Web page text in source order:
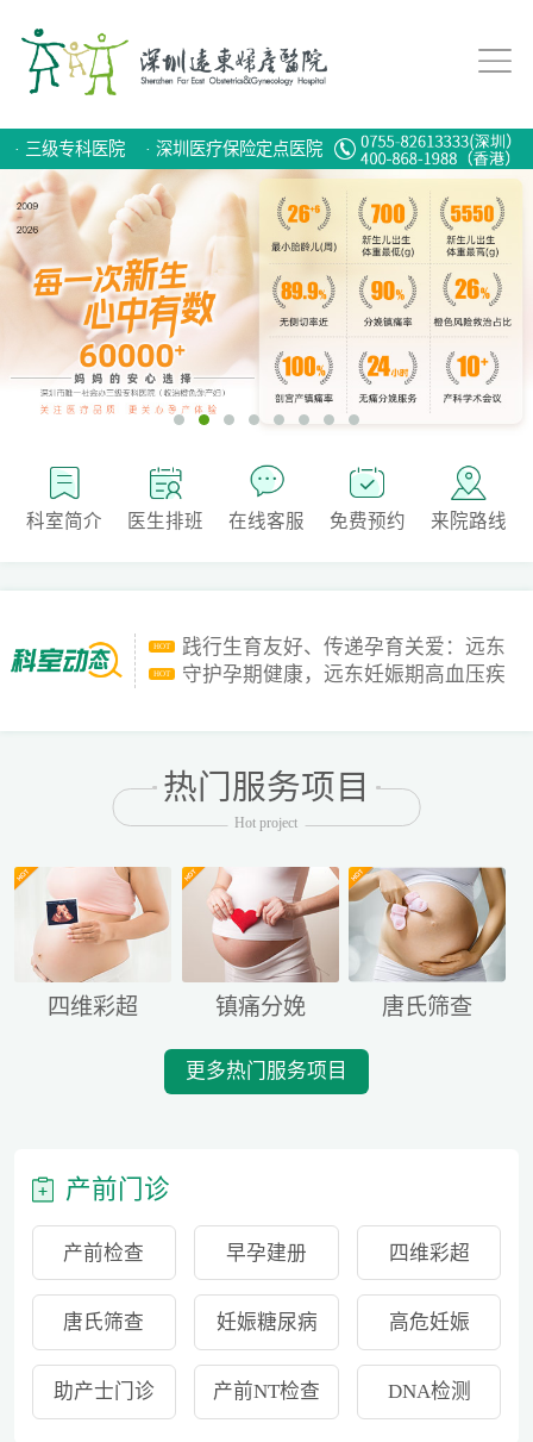
· 三级专科医院 · 深圳医疗保险定点医院
科室简介 医生排班 在线客服 免费预约 来院路线
HOT
践行生育友好、传递孕育关爱：远东
暖心助力“孕产育奇妙嘉年华”
HOT
守护孕期健康，远东妊娠期高血压疾
生育更友好
HOT
任利容博士加入我院产科团队，实力
状，该怎么办？
HOT 孕妇吃圣女果的好处有什么?
热门服务项目
Hot project
四维彩超 镇痛分娩 唐氏筛查
更多热门服务项目
产前门诊
产前检查 早孕建册 四维彩超
唐氏筛查 妊娠糖尿病 高危妊娠
助产士门诊 产前NT检查 DNA检测